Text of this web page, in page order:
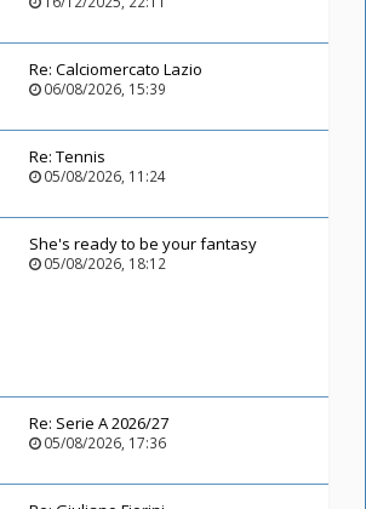
Re: Calciomercato Lazio
06/08/2026, 15:39
Re: Tennis
05/08/2026, 11:24
She's ready to be your fantasy
05/08/2026, 18:12
Re: Serie A 2026/27
05/08/2026, 17:36